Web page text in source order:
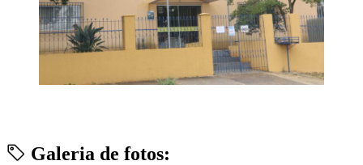
Galeria de fotos: